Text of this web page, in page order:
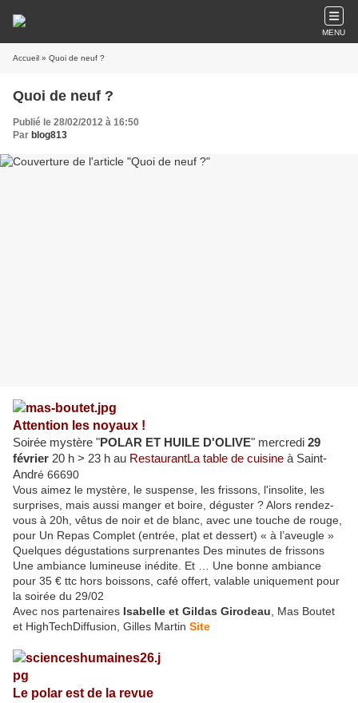
MENU
Accueil » Quoi de neuf ?
Quoi de neuf ?
Publié le 28/02/2012 à 16:50
Par blog813
Attention les noyaux !
Soirée mystère "POLAR ET HUILE D'OLIVE" mercredi 29
février 20 h > 23 h au RestaurantLa table de cuisine à Saint-
André 66690
Vous aimez le mystère, le suspense, les frissons, l'insolite, les
surprises, mais aussi manger et boire, déguster ? Alors rendez-
vous à 20h, vêtus de noir et de blanc, avec une touche de rouge,
pour Un Repas Complet (entrée, plat et dessert) « à l’aveugle »
Quelques dégustations surprenantes Des minutes de frissons
Une ambiance lumineuse inédite. Et … Une bonne ambiance
pour 35 € ttc hors boissons, café offert, valable uniquement pour
la soirée du 29/02
Avec nos partenaires Isabelle et Gildas Girodeau , Mas Boutet
et HighTechDiffusion, Gilles Martin Site
Le polar est de la revue